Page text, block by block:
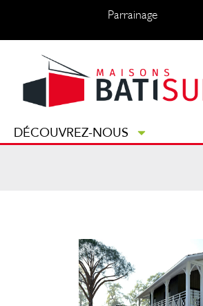
Parrainage
DÉCOUVREZ-NOUS